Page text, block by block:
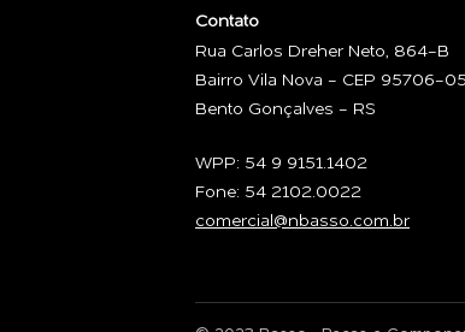
Contato
Rua Carlos Dreher Neto, 864-B
Bairro Vila Nova - CEP 95706-
Bento Gonçalves - RS
WPP: 54 9 9151.1402
Fone: 54 2102.0022
comercial@nbasso.com.br